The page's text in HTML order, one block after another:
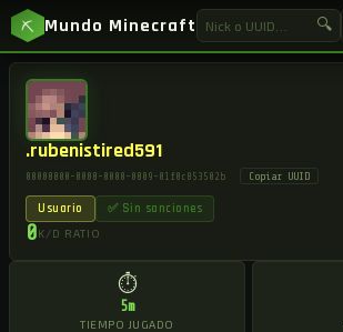
⛏ Mundo Minecraft 🔍
.rubenistired591
00000000-0000-0000-0009-01f0c853502b Copiar UUID
Usuario ✅ Sin sanciones
0K/D RATIO
⏱
5m
TIEMPO JUGADO